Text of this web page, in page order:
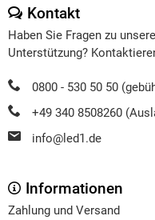
Kontakt
Haben Sie Fragen zu
Unterstützung?
0800 - 530 50 50
+49 340 8508260
info@led1.de
Informationen
Zahlung und Versand